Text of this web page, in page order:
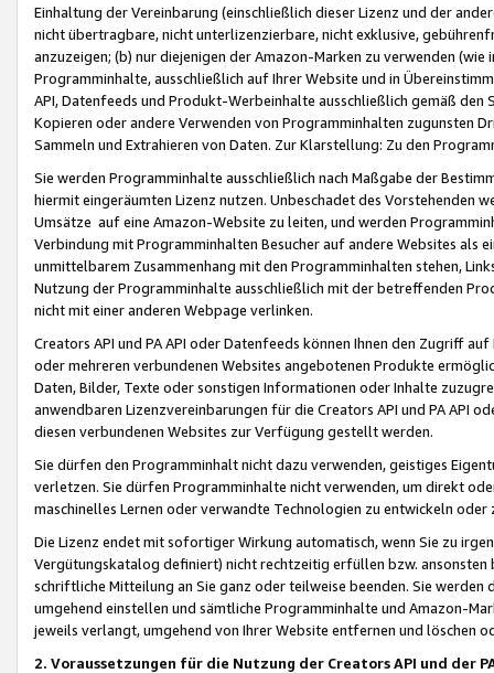
Einhaltung der Vereinbarung (einschließlich dieser Lizenz und der
nicht übertragbare, nicht unterlizenzierbare, nicht exklusive,
anzuzeigen; (b) nur diejenigen der Amazon-Marken zu verwenden
Programminhalte, ausschließlich auf Ihrer Website und in
API, Datenfeeds und Produkt-Werbeinhalte ausschließlich gemäß
Kopieren oder andere Verwenden von Programminhalten zugunsten
Sammeln und Extrahieren von Daten. Zur Klarstellung: Zu den
Sie werden Programminhalte ausschließlich nach Maßgabe der
hiermit eingeräumten Lizenz nutzen. Unbeschadet des Vorstehenden
Umsätze auf eine Amazon-Website zu leiten, und werden
Verbindung mit Programminhalten Besucher auf andere Websites als
unmittelbarem Zusammenhang mit den Programminhalten stehen,
Nutzung der Programminhalte ausschließlich mit der betreffenden
nicht mit einer anderen Webpage verlinken.
Creators API und PA API oder Datenfeeds können Ihnen den Zugriff
oder mehreren verbundenen Websites angebotenen Produkte
Daten, Bilder, Texte oder sonstigen Informationen oder Inhalte
anwendbaren Lizenzvereinbarungen für die Creators API und PA API
diesen verbundenen Websites zur Verfügung gestellt werden.
Sie dürfen den Programminhalt nicht dazu verwenden, geistiges
verletzen. Sie dürfen Programminhalte nicht verwenden, um direkt
maschinelles Lernen oder verwandte Technologien zu entwickeln
Die Lizenz endet mit sofortiger Wirkung automatisch, wenn Sie zu
Vergütungskatalog definiert) nicht rechtzeitig erfüllen bzw. ansonsten
schriftliche Mitteilung an Sie ganz oder teilweise beenden. Sie werden
umgehend einstellen und sämtliche Programminhalte und Amazon-
jeweils verlangt, umgehend von Ihrer Website entfernen und löschen
2. Voraussetzungen für die Nutzung der Creators API und der